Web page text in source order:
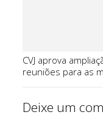
CVJ aprova
reuniões para as
Deixe um